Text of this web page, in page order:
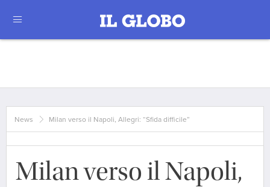
News Milan verso il Napoli, Allegri: “Sfida difficile”
Milan verso il Napoli,